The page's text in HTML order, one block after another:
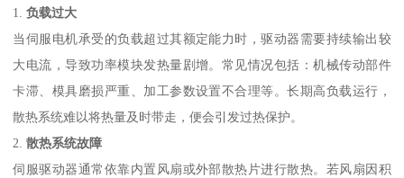
1.负载过大
当伺服电机承受的负载超过其额定能力时，驱动器需要持续输出较
大电流，导致功率模块发热量剧增。常见情况包括：机械传动部件
卡滞、模具磨损严重、加工参数设置不合理等。长期高负载运行，
散热系统难以将热量及时带走，便会引发过热保护。
2.散热系统故障
伺服驱动器通常依靠内置风扇或外部散热片进行散热。若风扇因积